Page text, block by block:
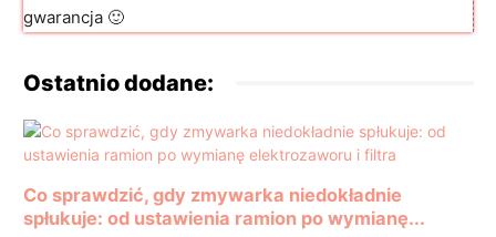
gwarancja 🙂
Ostatnio dodane:
Co sprawdzić, gdy zmywarka niedokładnie
spłukuje: od ustawienia ramion po wymianę...